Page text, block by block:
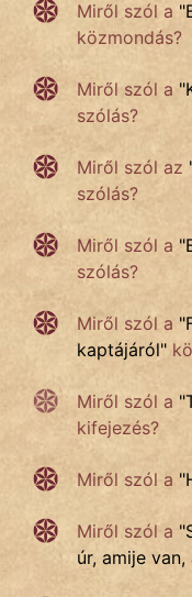
Miről szól a "
közmondás?
Miről szól a "
szólás?
Miről szól az
szólás?
Miről szól a "
szólás?
Miről szól a "
kaptájáról"
Miről szól a "
kifejezés?
Miről szól a "
Miről szól a "
úr, amije